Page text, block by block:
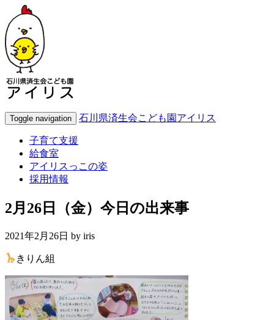
Toggle navigation 石川県済生会こども園アイリス
子育て支援
給食室
アイリスっこの姿
採用情報
2月26日（金）今日の出来事
2021年2月26日 by iris
きりん組